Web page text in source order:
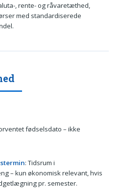
, rente- og råvaretæthed,
med standardiserede
fødselsdato – ikke
: Tidsrum i
– kun økonomisk relevant, hvis
pr. semester.